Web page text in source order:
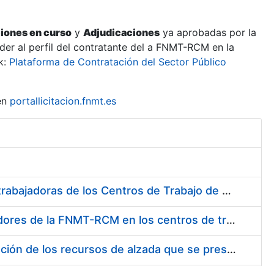
en curso y Adjudicaciones ya aprobadas por la
al perfil del contratante del a FNMT-RCM en la
Plataforma de Contratación del Sector Público
portallicitacion.fnmt.es
Suministro de Protectores Auditivos a medida para las personas trabajadoras de los Centros de Trabajo de Madrid y Burgos
Suministro de gafas graduadas antiproyecciones para los trabajadores de la FNMT-RCM en los centros de trabajo de Madrid y Burgos
Servicios de una empresa externa para el asesoramiento y resolución de los recursos de alzada que se presentan relacionados con procesos de selección para la FNMT-RCM